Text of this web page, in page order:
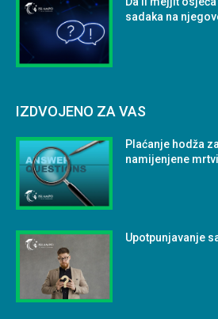
sadaka na
IZDVOJENO ZA VAS
Plaćanje hodža
namijenjene
Upotpunjavanje